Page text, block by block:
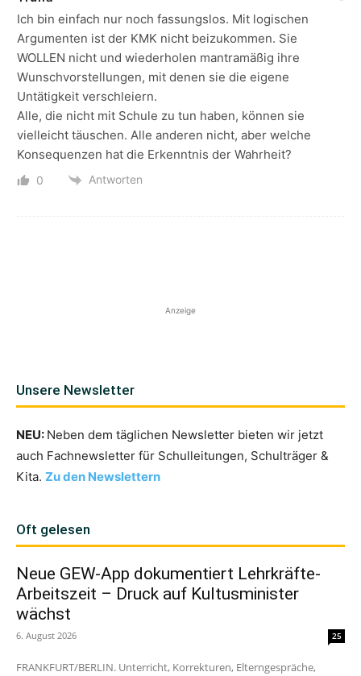
Ich bin einfach nur noch fassungslos. Mit logischen
Argumenten ist der KMK nicht beizukommen. Sie
WOLLEN nicht und wiederholen mantramäßig ihre
Wunschvorstellungen, mit denen sie die eigene
Untätigkeit verschleiern.
Alle, die nicht mit Schule zu tun haben, können sie
vielleicht täuschen. Alle anderen nicht, aber welche
Konsequenzen hat die Erkenntnis der Wahrheit?
0 Antworten
Anzeige
Unsere Newsletter
NEU: Neben dem täglichen Newsletter bieten wir jetzt
auch Fachnewsletter für Schulleitungen, Schulträger &
Kita. Zu den Newslettern
Oft gelesen
Neue GEW-App dokumentiert Lehrkräfte-
Arbeitszeit – Druck auf Kultusminister
wächst
6. August 2026 25
FRANKFURT/BERLIN. Unterricht, Korrekturen, Elterngespräche,